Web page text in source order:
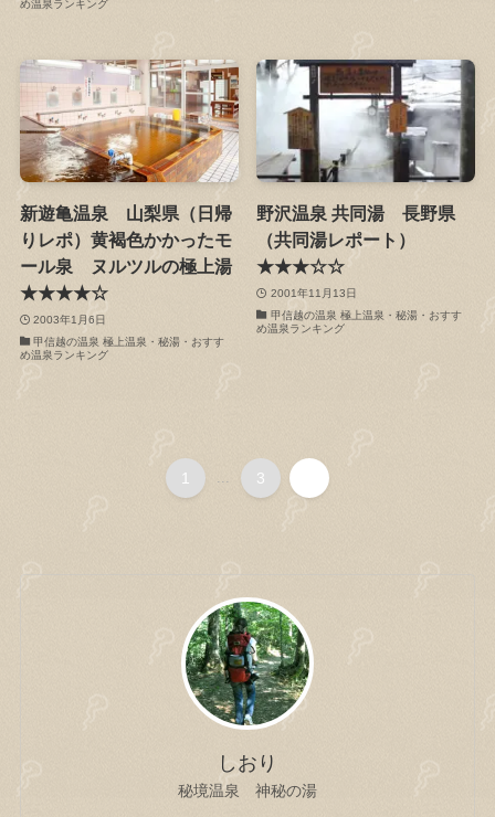
め温泉ランキング
新遊亀温泉 山梨県（日帰
りレポ）黄褐色かかったモ
ール泉 ヌルツルの極上湯
★★★★☆
2003年1月6日
甲信越の温泉 極上温泉・秘湯・おすす
め温泉ランキング
野沢温泉 共同湯 長野県
（共同湯レポート）
★★★☆☆
2001年11月13日
甲信越の温泉 極上温泉・秘湯・おすす
め温泉ランキング
1 ... 3
しおり
秘境温泉 神秘の湯